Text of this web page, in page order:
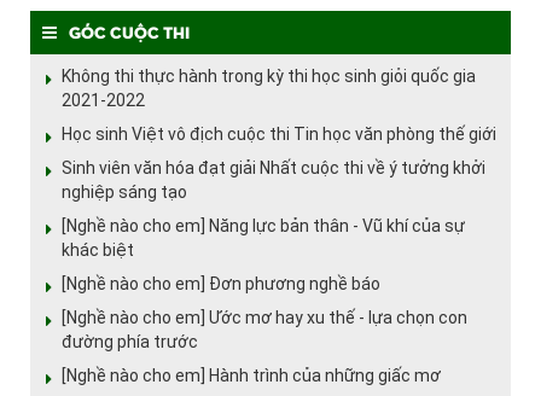
Góc cuộc thi
Không thi thực hành trong kỳ thi học sinh giỏi quốc gia
2021-2022
Học sinh Việt vô địch cuộc thi Tin học văn phòng thế giới
Sinh viên văn hóa đạt giải Nhất cuộc thi về ý tưởng khởi
nghiệp sáng tạo
[Nghề nào cho em] Năng lực bản thân - Vũ khí của sự
khác biệt
[Nghề nào cho em] Đơn phương nghề báo
[Nghề nào cho em] Ước mơ hay xu thế - lựa chọn con
đường phía trước
[Nghề nào cho em] Hành trình của những giấc mơ